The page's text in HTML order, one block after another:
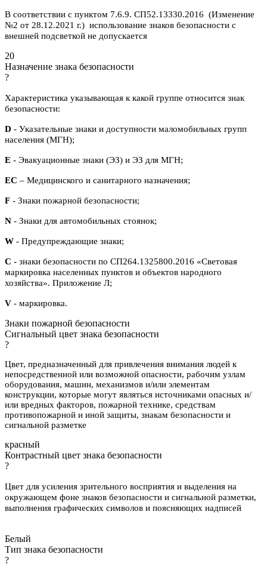
В соответствии с пунктом 7.6.9. СП52.13330.2016 (Изменение
№2 от 28.12.2021 г.) использование знаков безопасности с
внешней подсветкой не допускается
20
Назначение знака безопасности
?
Характеристика указывающая к какой группе относится знак
безопасности:
D - Указательные знаки и доступности маломобильных групп
населения (МГН);
E - Эвакуационные знаки (ЭЗ) и ЭЗ для МГН;
ЕС – Медицинского и санитарного назначения;
F - Знаки пожарной безопасности;
N - Знаки для автомобильных стоянок;
W - Предупреждающие знаки;
С - знаки безопасности по СП264.1325800.2016 «Световая
маркировка населенных пунктов и объектов народного
хозяйства». Приложение Л;
V - маркировка.
Знаки пожарной безопасности
Сигнальный цвет знака безопасности
?
Цвет, предназначенный для привлечения внимания людей к
непосредственной или возможной опасности, рабочим узлам
оборудования, машин, механизмов и/или элементам
конструкции, которые могут являться источниками опасных и/
или вредных факторов, пожарной технике, средствам
противопожарной и иной защиты, знакам безопасности и
сигнальной разметке
красный
Контрастный цвет знака безопасности
?
Цвет для усиления зрительного восприятия и выделения на
окружающем фоне знаков безопасности и сигнальной разметки,
выполнения графических символов и поясняющих надписей
Белый
Тип знака безопасности
?